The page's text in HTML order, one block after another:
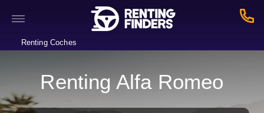
Renting Coches
Renting Alfa Romeo